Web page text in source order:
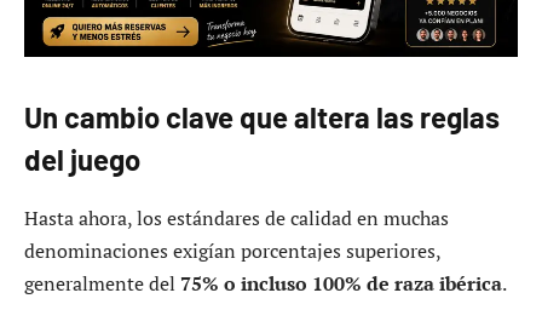
Un cambio clave que altera las reglas
del juego
Hasta ahora, los estándares de calidad en muchas
denominaciones exigían porcentajes superiores,
generalmente del 75% o incluso 100% de raza ibérica.